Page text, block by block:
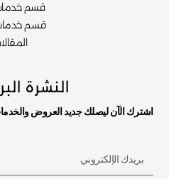
قسم
قسم
النشرة
اشترك الآن ليصلك جديد العروض
أدخل